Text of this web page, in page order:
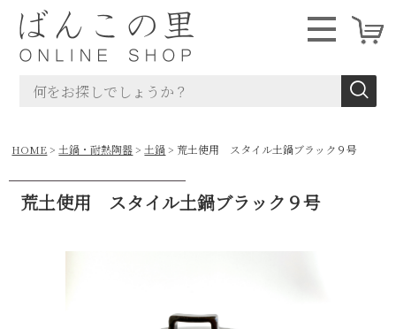
HOME 土鍋・耐熱陶器 土鍋 荒土使用 スタイル土鍋ブラック９号
荒土使用 スタイル土鍋ブラック９号